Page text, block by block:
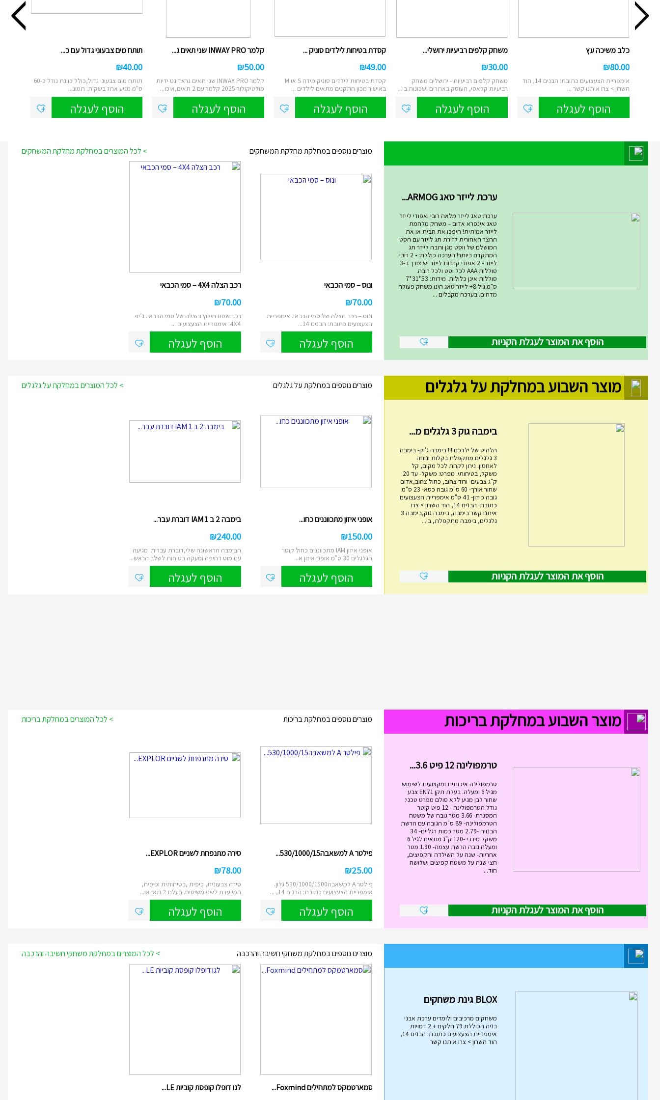
כלב משיכה עץ
80.00
₪
אימפריית הצעצועים כתובת: הבנים 14, הוד
השרון > צרו איתנו קשר ...
הוסף לעגלה
משחק קלפים רביעיות ירושלי...
30.00
₪
משחק קלפים רביעיות - ירושלים משחק
רביעיות קלאסי, העוסק באתרים ושכונות בי...
הוסף לעגלה
קסדת בטיחות לילדים סוניק ...
49.00
₪
קסדת בטיחות לילדים סוניק מידה S או M
באישור מכון התקנים מתאים לילדים ...
הוסף לעגלה
קלמר INWAY PRO שני תאים ג...
50.00
₪
קלמר INWAY PRO שני תאים גראדינט ידיות
מולטיקולור 2025 קלמר עם 2 תאים,איכו...
הוסף לעגלה
תותח מים צבעוני גדול עם כ...
40.00
₪
תותח מים צבעוני גדול,כולל כוונת גודל כ-60
ס"מ מגיע ארוז בשקית. תמונ...
הוסף לעגלה
ערכת לייזר טאג ARMOG...
ערכת טאג לייזר מלאה רובי ואפודי לייזר
טאג אינפרא אדום – משחק מלחמת
לייזר אמיתית! היפכו את הבית או את
החצר האחורית לזירת תג לייזר עם הסט
המושלם של ווסט מגן ורובה לייזר תג
המתקדם ביותר! הערכה כוללת: • 2 רובי
לייזר • 2 אפודי קרבות לייזר יש צורך ב-3
סוללות AAA לכל וסט ולכל רובה.
סוללות אינן כלולות. מידות: 53*31*7
ס"מ גיל 8+ לייזר טאג הינו משחק פעולה
מדהים. בערכה מקבלים ...
הוסף את המוצר לעגלת הקניות
מוצרים נוספים במחלקת מחלקת המשחקים > לכל המוצרים במחלקת מחלקת המשחקים
ונוס – סמי הכבאי
70.00
₪
ונוס – רכב הצלה של סמי הכבאי. אימפריית
הצעצועים כתובת: הבנים 14...
הוסף לעגלה
רכב הצלה 4X4 – סמי הכבאי
70.00
₪
רכב שטח חילוץ והצלה של סמי הכבאי. ג’יפ
4X4. אימפריית הצעצועים ...
הוסף לעגלה
מגדל השחלת טבעות עץ מתאים לבני שנה
הוסף לעגלה
מוצר השבוע במחלקת על גלגלים
בימבה גוק 3 גלגלים מ...
הלהיט של ילדכם!!!! בימבה ג'וק- בימבה
3 גלגלים מתקפלת בקלות ונוחה
לאחסון. ניתן לקחת לכל מקום, קל
משקל, בטיחותי. מפרט: משקל- עד 20
ק"ג צבעים- ורוד צהוב, כחול צהוב,אדום
שחור אורך- 60 ס"מ גובה כסא- 23 ס"מ
גובה כידון- 41 ס"מ אימפריית הצעצועים
כתובת: הבנים 14, הוד השרון > צרו
איתנו קשר בימבה, בימבה גוק,בימבה 3
גלגלים, בימבה מתקפלת, בי...
הוסף את המוצר לעגלת הקניות
מוצרים נוספים במחלקת על גלגלים > לכל המוצרים במחלקת על גלגלים
אופני איזון מתכווננים כחו...
150.00
₪
אופני איזון IAM מתכווננים כחול קוטר
הגלגלים 30 ס"מ אופני איזון א...
הוסף לעגלה
בימבה 2 ב 1 IAM דוברת עבר...
240.00
₪
הבימבה הראשונה שלי,דוברת עברית. מגיעה
עם מוט דחיפה ומעקה בטיחות לשלב הראש...
הוסף לעגלה
בימבה החביבה שלי בצבעים I...
בימבה החביבה שלי בצבעים IAM מידות
מוצר השבוע במחלקת בריכות
טרמפולינה 12 פיט 3.6...
טרמפולינה איכותית ומקצועית לשימוש
מגיל 6 ומעלה. בעלת תקן EN71 צבע
שחור לבן מגיע ללא סולם מפרט טכני:
גודל הטרמפולינה - 12 פיט קוטר
המסגרת- 3.66 מטר גובה של משטח
הטרמפולינה- 89 ס"מ הגובה עם הרשת
הבנויה -2.79 מטר כמות רגליים- 34
משקל מירבי -120 ק"ג מתאים לגיל 6
ומעלה גובה הרשת עצמה- 1.90 מטר
אחריות- שנה על השילדה והקפיצים,
חצי שנה על משטח קפיצים ושלושה
חוד...
הוסף את המוצר לעגלת הקניות
מוצרים נוספים במחלקת בריכות > לכל המוצרים במחלקת בריכות
פילטר A למשאבה530/1000/15...
25.00
₪
פילטר A למשאבה530/1000/1500 גלון.
אימפריית הצעצועים כתובת: הבנים 14, ...
הוסף לעגלה
סירה מתנפחת לשניים EXPLOR...
78.00
₪
סירה צבעונית, כיפית ,בטיחותית וכיפית,
המיועדת לשני משיטים. בעלת 2 תאי או...
הוסף לעגלה
45.00
₪
הליכון בריכה לתינוקות מבית Intex , הליכון
והרכבה
BLOX גינת משחקים
משחקים מרכיבים ולומדים ערכת אבני
בניה הכוללת 79 חלקים + 2 דמויות
אימפריית הצעצועים כתובת: הבנים 14,
הוד השרון > צרו איתנו קשר
מוצרים נוספים במחלקת משחקי חשיבה והרכבה > לכל המוצרים במחלקת משחקי חשיבה והרכבה
סמארטמקס למתחילים Foxmind... לגו דופלו קופסת קוביות LE...